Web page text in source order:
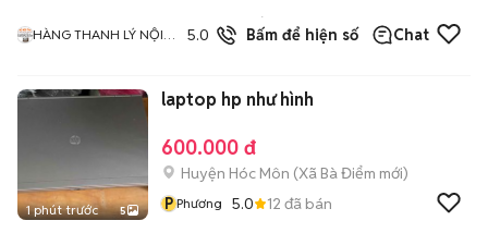
HÀNG THANH LÝ NỘI
5.0
579
đã
bán
Bấm để hiện số Chat
1 phút trước 5
laptop hp như hình
600.000 đ
Huyện Hóc Môn (Xã Bà Điểm mới)
P Phương 5.0 12 đã bán